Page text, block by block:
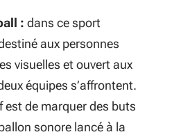
: dans ce sport
aux personnes
visuelles et ouvert aux
équipes s’affrontent.
est de marquer des buts
sonore lancé à la